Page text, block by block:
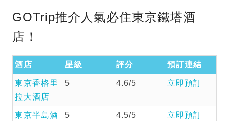
GOTrip推介人氣必住東京鐵塔酒
店！
酒店 星級 評分 預訂連結
東京香格里
拉大酒店
5 4.6/5 立即預訂
東京半島酒
5 4.5/5 立即預訂